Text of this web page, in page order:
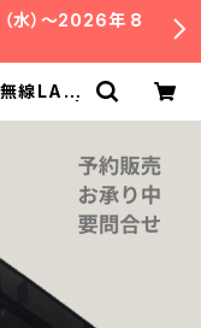
水）～2026年 8
線LAN